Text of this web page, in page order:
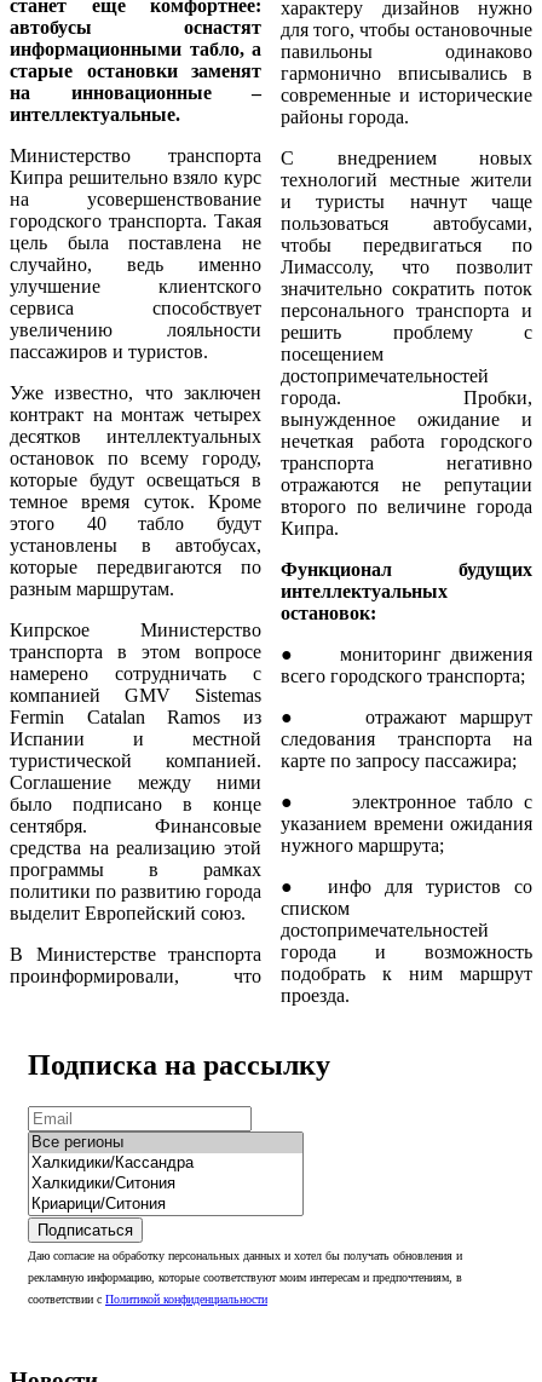
станет еще комфортнее:
автобусы оснастят
информационными табло, а
старые остановки заменят
на инновационные –
интеллектуальные.
Министерство транспорта
Кипра решительно взяло курс
на усовершенствование
городского транспорта. Такая
цель была поставлена не
случайно, ведь именно
улучшение клиентского
сервиса способствует
увеличению лояльности
пассажиров и туристов.
Уже известно, что заключен
контракт на монтаж четырех
десятков интеллектуальных
остановок по всему городу,
которые будут освещаться в
темное время суток. Кроме
этого 40 табло будут
установлены в автобусах,
которые передвигаются по
разным маршрутам.
Кипрское Министерство
транспорта в этом вопросе
намерено сотрудничать с
компанией GMV Sistemas
Fermin Catalan Ramos из
Испании и местной
туристической компанией.
Соглашение между ними
было подписано в конце
сентября. Финансовые
средства на реализацию этой
программы в рамках
политики по развитию города
выделит Европейский союз.
В Министерстве транспорта
проинформировали, что
характеру дизайнов нужно
для того, чтобы остановочные
павильоны одинаково
гармонично вписывались в
современные и исторические
районы города.
С внедрением новых
технологий местные жители
и туристы начнут чаще
пользоваться автобусами,
чтобы передвигаться по
Лимассолу, что позволит
значительно сократить поток
персонального транспорта и
решить проблему с
посещением
достопримечательностей
города. Пробки,
вынужденное ожидание и
нечеткая работа городского
транспорта негативно
отражаются не репутации
второго по величине города
Кипра.
Функционал будущих
интеллектуальных
остановок:
● мониторинг движения
всего городского транспорта;
● отражают маршрут
следования транспорта на
карте по запросу пассажира;
● электронное табло с
указанием времени ожидания
нужного маршрута;
● инфо для туристов со
списком
достопримечательностей
города и возможность
подобрать к ним маршрут
проезда.
Подписка на рассылку
Подписаться
Даю согласие на обработку персональных данных и хотел бы получать обновления и
рекламную информацию, которые соответствуют моим интересам и предпочтениям, в
соответствии с Политикой конфиденциальности